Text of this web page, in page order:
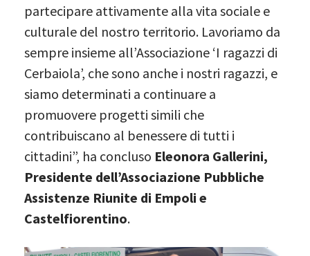
partecipare attivamente alla vita sociale e
culturale del nostro territorio. Lavoriamo da
sempre insieme all’Associazione ‘I ragazzi di
Cerbaiola’, che sono anche i nostri ragazzi, e
siamo determinati a continuare a
promuovere progetti simili che
contribuiscano al benessere di tutti i
cittadini”, ha concluso Eleonora Gallerini,
Presidente dell’Associazione Pubbliche
Assistenze Riunite di Empoli e
Castelfiorentino.